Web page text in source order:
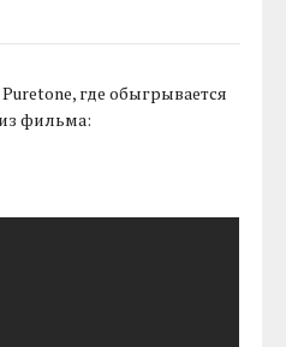
где обыгрывается
фильма: